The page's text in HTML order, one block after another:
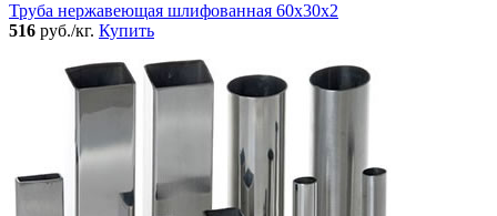
Труба нержавеющая шлифованная 60х30х2
516 руб./кг. Купить